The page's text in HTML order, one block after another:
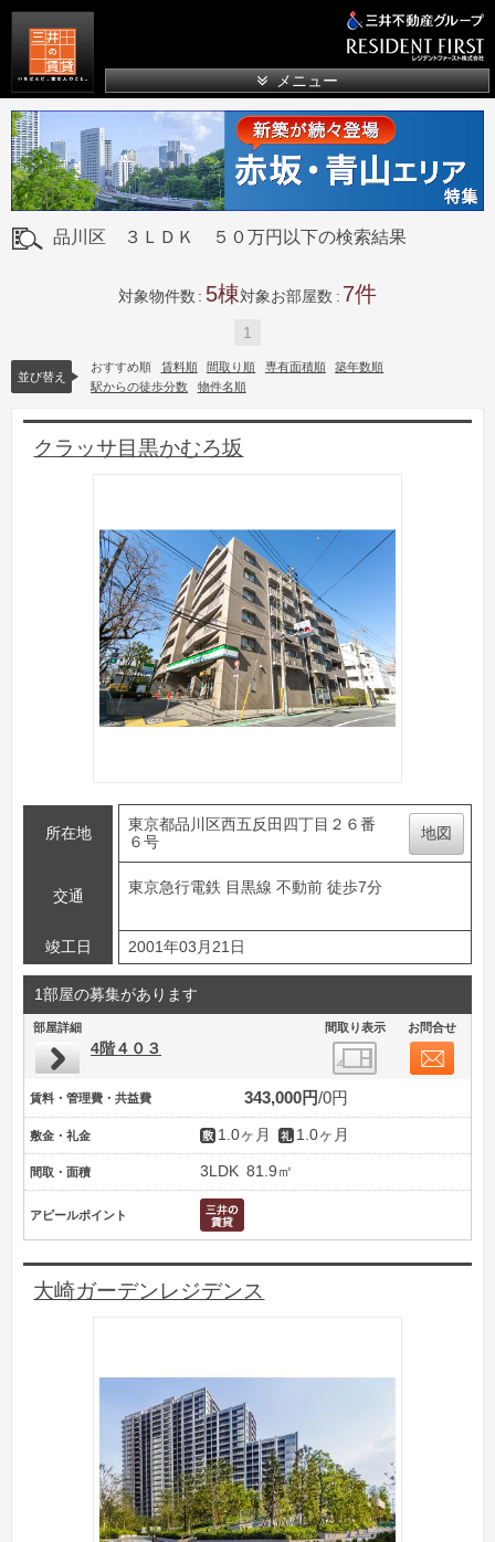
メニュー
品川区 ３ＬＤＫ ５０万円以下の検索結果
対象物件数 5 対象お部屋数 7
1
並び替え
おすすめ順 賃料順 間取り順 専有面積順
築年数順
駅からの徒歩分数
物件名順
クラッサ目黒かむろ坂
所在地
東京都品川区西五反田四丁目２６番
６号
地図
交通
東京急行電鉄 目黒線 不動前 徒歩7分
竣工日 2001年03月21日
1部屋の募集があります
部屋詳細 間取り表示 お問合せ
4階４０３
賃料・管理費・共益費 343,000円 0円
敷金・礼金 1.0ヶ月 1.0ヶ月
間取・面積 3LDK 81.9㎡
アピールポイント
大崎ガーデンレジデンス